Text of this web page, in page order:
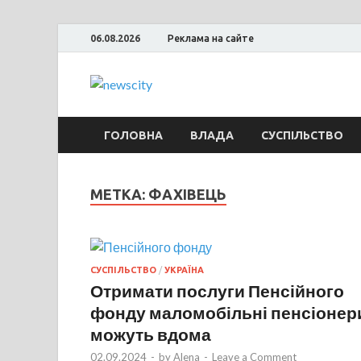
06.08.2026 Реклама на сайте
NewsCity —
ГОЛОВНА ВЛАДА СУСПІЛЬСТВО
МЕТКА: ФАХІВЕЦЬ
СУСПІЛЬСТВО / УКРАЇНА
Отримати послуги Пенсійного
фонду маломобільні
можуть вдома
02.09.2024 - byAlena - Leave a Comment